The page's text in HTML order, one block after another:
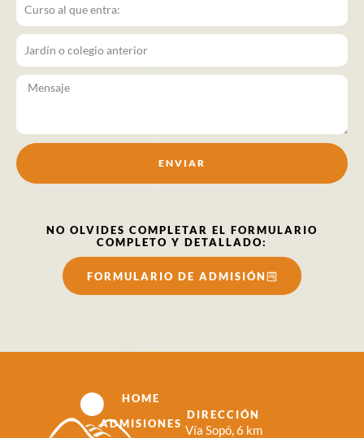
ENVIAR
NO OLVIDES COMPLETAR EL FORMULARIO
COMPLETO Y DETALLADO:
FORMULARIO DE ADMISIÓN
HOME
ADMISIONES
DIRECCIÓN
Vía Sopó, 6 km